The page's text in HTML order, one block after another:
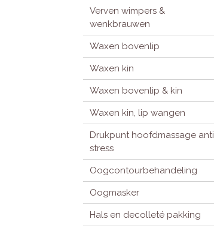
Verven wimpers &
wenkbrauwen
Waxen bovenlip
Waxen kin
Waxen bovenlip & kin
Waxen kin, lip wangen
Drukpunt hoofdmassage anti
stress
Oogcontourbehandeling
Oogmasker
Hals en decolleté pakking